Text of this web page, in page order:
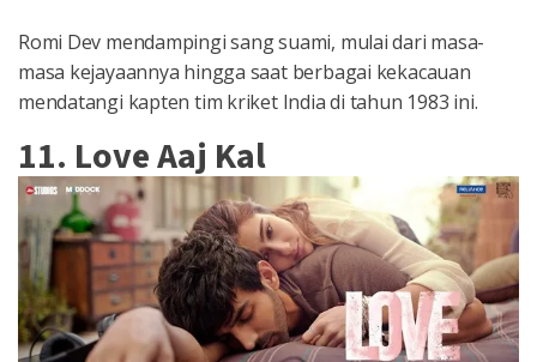
Romi Dev mendampingi sang suami, mulai dari masa-
masa kejayaannya hingga saat berbagai kekacauan
mendatangi kapten tim kriket India di tahun 1983 ini.
11. Love Aaj Kal